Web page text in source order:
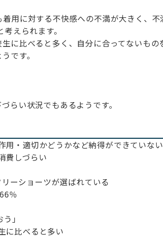
用に対する不快感への不満が大きく、
えられます。
に比べると多く、自分に合ってないもの
です。
らい状況でもあるようです。
用・適切かどうかなど納得ができていない
費しづらい
ーショーツが選ばれている
％
」
に比べると多い